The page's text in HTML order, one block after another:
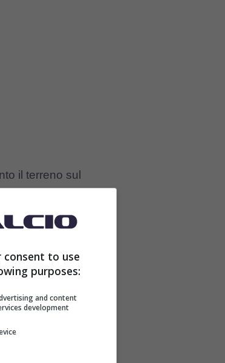
il terreno sul
con costanza,
Perché le
senza
il 16 giugno
positivi.
i brand più
to use
purposes:
and content
development